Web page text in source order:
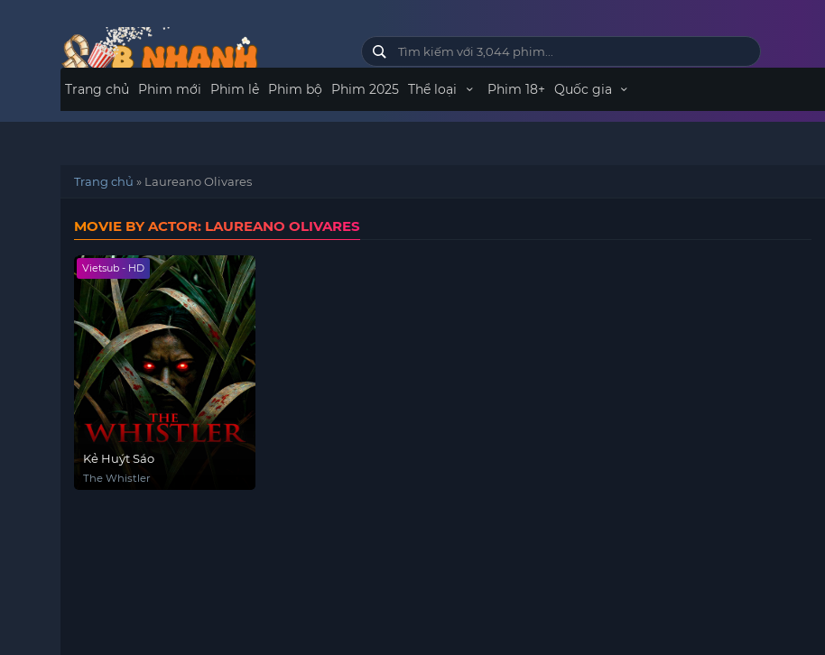
Trang chủ Phim mới Phim lẻ Phim bộ Phim 2025 Thể loại Phim 18+ Quốc gia
Trang chủ » Laureano Olivares
MOVIE BY ACTOR: LAUREANO OLIVARES
Vietsub - HD
Kẻ Huýt Sáo
The Whistler